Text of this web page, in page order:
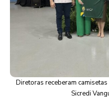
Diretoras receberam
Sicredi